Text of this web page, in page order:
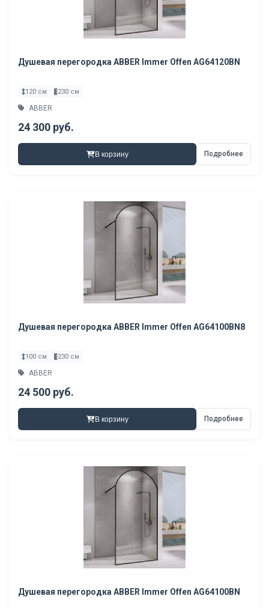
Душевая перегородка ABBER Immer Offen AG64120BN
120 см 230 см
ABBER
24 300 руб.
В корзину Подробнее
Душевая перегородка ABBER Immer Offen AG64100BN8
100 см 230 см
ABBER
24 500 руб.
В корзину Подробнее
Душевая перегородка ABBER Immer Offen AG64100BN